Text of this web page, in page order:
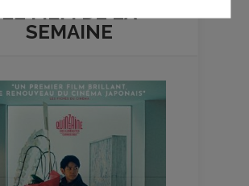
LE FILM DELA
SEMAINE